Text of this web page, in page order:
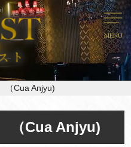
MENU
Cua Anjyu)
（Cua Anjyu)